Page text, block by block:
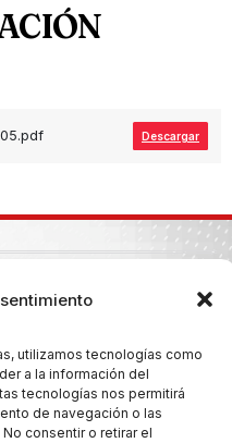
utilizamos tecnologías como
a la información del
tecnologías nos permitirá
de navegación o las
consentir o retirar el
05.pdf Descargar
Argamasilla de Calatrava
Registro de la actividad